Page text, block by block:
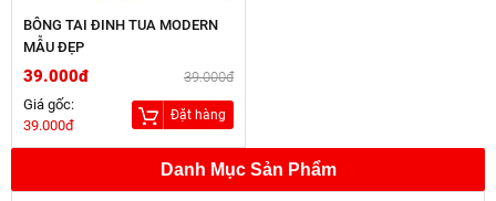
BÔNG TAI ĐINH TUA MODERN
MẪU ĐẸP
39.000đ
39.000đ
Giá gốc:
39.000đ
Đặt hàng
Danh Mục Sản Phẩm